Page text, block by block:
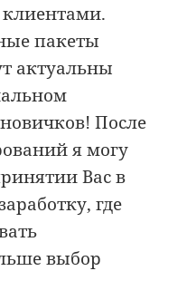
пакеты
актуальны
После
я могу
Вас в
где
выбор